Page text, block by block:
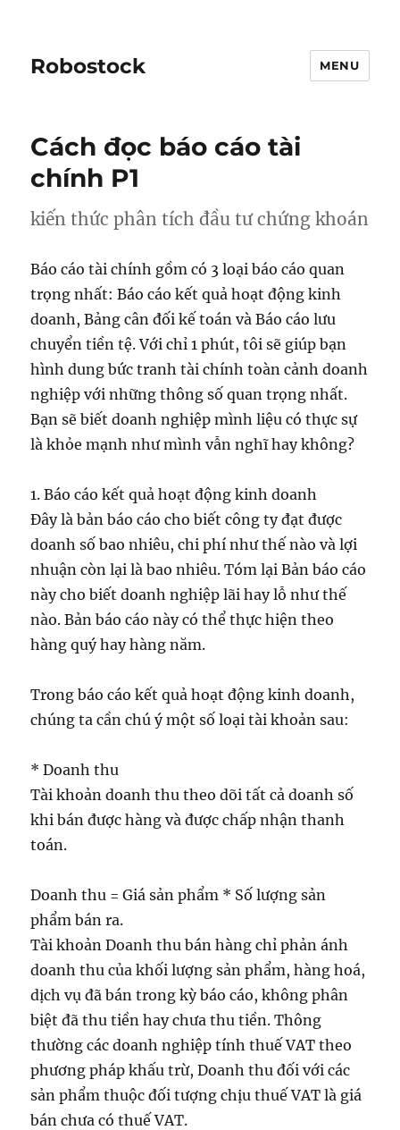
Robostock MENU
Cách đọc báo cáo tài
chính P1
kiến thức phân tích đầu tư chứng khoán
Báo cáo tài chính gồm có 3 loại báo cáo quan
trọng nhất: Báo cáo kết quả hoạt động kinh
doanh, Bảng cân đối kế toán và Báo cáo lưu
chuyển tiền tệ. Với chỉ 1 phút, tôi sẽ giúp bạn
hình dung bức tranh tài chính toàn cảnh doanh
nghiệp với những thông số quan trọng nhất.
Bạn sẽ biết doanh nghiệp mình liệu có thực sự
là khỏe mạnh như mình vẫn nghĩ hay không?
1. Báo cáo kết quả hoạt động kinh doanh
Đây là bản báo cáo cho biết công ty đạt được
doanh số bao nhiêu, chi phí như thế nào và lợi
nhuận còn lại là bao nhiêu. Tóm lại Bản báo cáo
này cho biết doanh nghiệp lãi hay lỗ như thế
nào. Bản báo cáo này có thể thực hiện theo
hàng quý hay hàng năm.
Trong báo cáo kết quả hoạt động kinh doanh,
chúng ta cần chú ý một số loại tài khoản sau:
* Doanh thu
Tài khoản doanh thu theo dõi tất cả doanh số
khi bán được hàng và được chấp nhận thanh
toán.
Doanh thu = Giá sản phẩm * Số lượng sản
phẩm bán ra.
Tài khoản Doanh thu bán hàng chỉ phản ánh
doanh thu của khối lượng sản phẩm, hàng hoá,
dịch vụ đã bán trong kỳ báo cáo, không phân
biệt đã thu tiền hay chưa thu tiền. Thông
thường các doanh nghiệp tính thuế VAT theo
phương pháp khấu trừ, Doanh thu đối với các
sản phẩm thuộc đối tượng chịu thuế VAT là giá
bán chưa có thuế VAT.